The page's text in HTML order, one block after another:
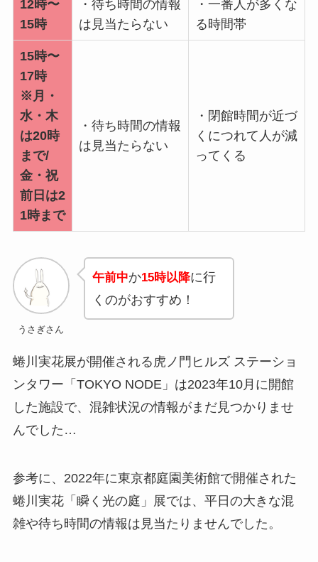
12時〜
15時
・待ち時間の情報
は見当たらない
・一番人が多くな
る時間帯
15時〜
17時
※月・
水・木
は20時
まで/
金・祝
前日は2
1時まで
・待ち時間の情報
は見当たらない
・閉館時間が近づ
くにつれて人が減
ってくる
うさぎさん
午前中か15時以降に行
くのがおすすめ！
蜷川実花展が開催される虎ノ門ヒルズ ステーショ
ンタワー「TOKYO NODE」は2023年10月に開館
した施設で、混雑状況の情報がまだ見つかりませ
んでした…
参考に、2022年に東京都庭園美術館で開催された
蜷川実花「瞬く光の庭」展では、平日の大きな混
雑や待ち時間の情報は見当たりませんでした。